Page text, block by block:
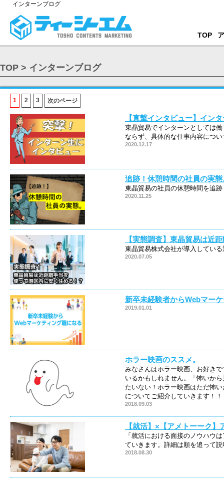
インターンブログ
TOP
TOP > インターンブログ
1 2 3 次のページ
【直撃インタビュー】イン
東晶貿易でインターンとしては
ならず、具体的な仕事内容につ
2020.12.17
追跡！休憩時間の社員の実態
東晶貿易の社員の休憩時間を追
2020.11.25
【実態調査】東晶貿易は近
東晶貿易株式会社が導入してい
2020.07.05
新卒未経験者からWebマー
2019.01.01
ホラー映画のススメ。
みなさんはホラー映画、お好き
いるかもしれません。「怖いか
たいない！ホラー映画はただ怖
についてご紹介していきます！！
2018.09.03
【就活】×【アメトーーク
「就活における面接のノウハウ
ていきます。詳細は順を追って
2018.08.30